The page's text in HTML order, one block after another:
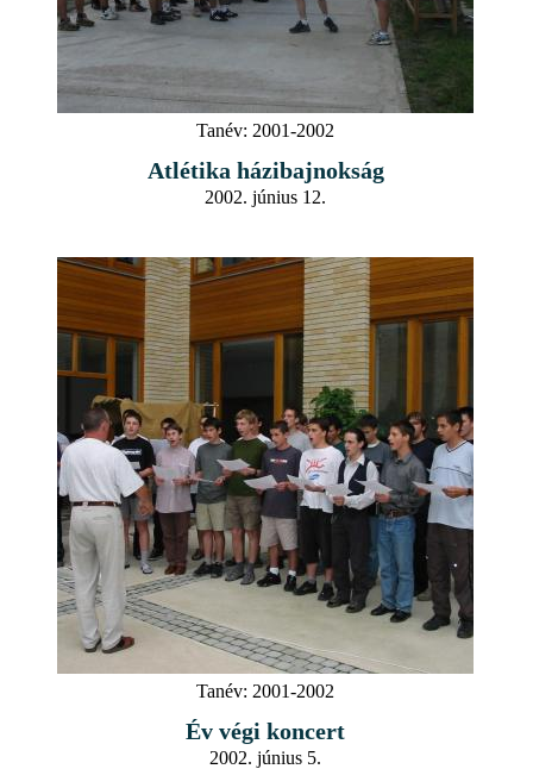
Tanév: 2001-2002
Atlétika házibajnokság
2002. június 12.
Tanév: 2001-2002
Év végi koncert
2002. június 5.